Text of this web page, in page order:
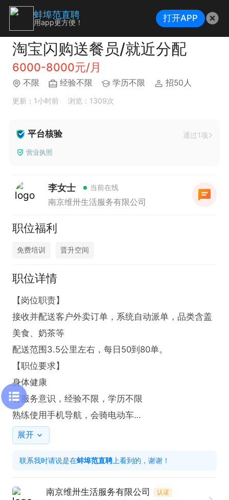
淘宝闪购送餐员/就近分配
6000-8000元/月
不限 经验不限 学历不限 招50人
更新：1小时前 浏览：1309次
平台核验 通过1项
营业执照
李女士 当前在线
南京维卅生活服务有限公司
职位福利
免费培训 晋升空间
职位详情
【岗位职责】
接收并配送客户外卖订单，系统自动派单，品类含盖
美食、奶茶等
配送范围3.5公里左右，每日50到80单。
【职位要求】
身体健康
有服务意识，经验不限，学历不限
熟练使用手机导航，会骑电动车
有车辆可自带，无车辆公司提供车
展开
联系我时请说是在蚌埠范直聘 上看到的，谢谢！
南京维卅生活服务有限公司 认证
蚌埠范直聘
用app更方便！ 打开APP